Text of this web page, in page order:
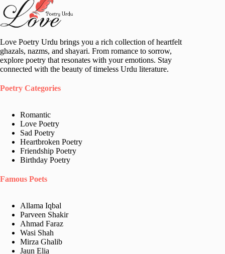
Love Poetry Urdu brings you a rich collection of heartfelt
ghazals, nazms, and shayari. From romance to sorrow,
explore poetry that resonates with your emotions. Stay
connected with the beauty of timeless Urdu literature.
Poetry Categories
Romantic
Love Poetry
Sad Poetry
Heartbroken Poetry
Friendship Poetry
Birthday Poetry
Famous Poets
Allama Iqbal
Parveen Shakir
Ahmad Faraz
Wasi Shah
Mirza Ghalib
Jaun Elia​